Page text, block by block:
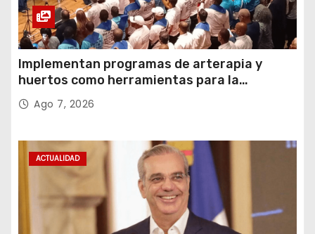
Implementan programas de arterapia y
huertos como herramientas para la
recuperación y la inclusión social
Ago 7, 2026
ACTUALIDAD